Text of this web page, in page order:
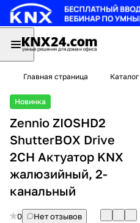
Главная страница Каталог
Новинка
Zennio ZIOSHD2
ShutterBOX Drive
2CH Актуатор KNX
жалюзийный, 2-
канальный
0
Нет отзывов